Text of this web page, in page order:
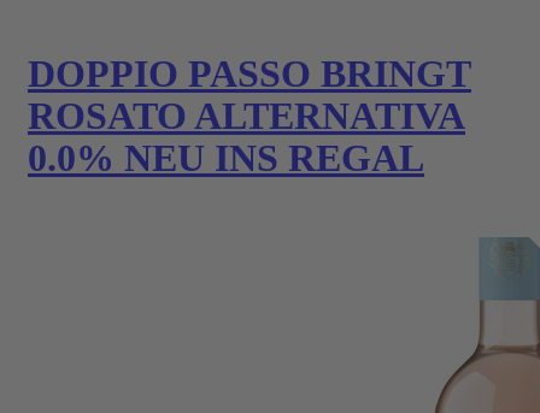
DOPPIO PASSO BRINGT
ROSATO ALTERNATIVA
0.0% NEU INS REGAL